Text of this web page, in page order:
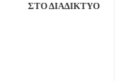
ΣΤΟ ΔΙΑΔΙΚΤΥΟ